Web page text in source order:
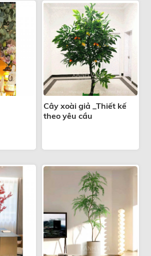
Cây xoài giả _Thiết kế
theo yêu cầu